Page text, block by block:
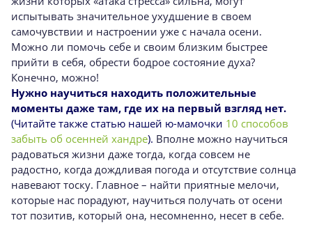
испытывать значительное ухудшение в своем
самочувствии и настроении уже с начала осени.
Можно ли помочь себе и своим близким быстрее
прийти в себя, обрести бодрое состояние духа?
Конечно, можно!
Нужно научиться находить положительные
моменты даже там, где их на первый взгляд нет.
(Читайте также статью нашей ю-мамочки 10 способов
забыть об осенней хандре). Вполне можно научиться
радоваться жизни даже тогда, когда совсем не
радостно, когда дождливая погода и отсутствие солнца
навевают тоску. Главное – найти приятные мелочи,
которые нас порадуют, научиться получать от осени
тот позитив, который она, несомненно, несет в себе.